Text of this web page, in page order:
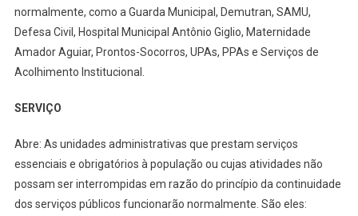
Corpus
Christi
normalmente, como a Guarda Municipal, Demutran, SAMU,
Defesa Civil, Hospital Municipal Antônio Giglio, Maternidade
Amador Aguiar, Prontos-Socorros, UPAs, PPAs e Serviços de
Acolhimento Institucional.
SERVIÇO
Abre: As unidades administrativas que prestam serviços
essenciais e obrigatórios à população ou cujas atividades não
possam ser interrompidas em razão do princípio da continuidade
dos serviços públicos funcionarão normalmente. São eles: